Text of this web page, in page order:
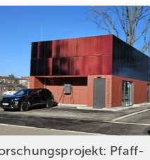
Pfaff-